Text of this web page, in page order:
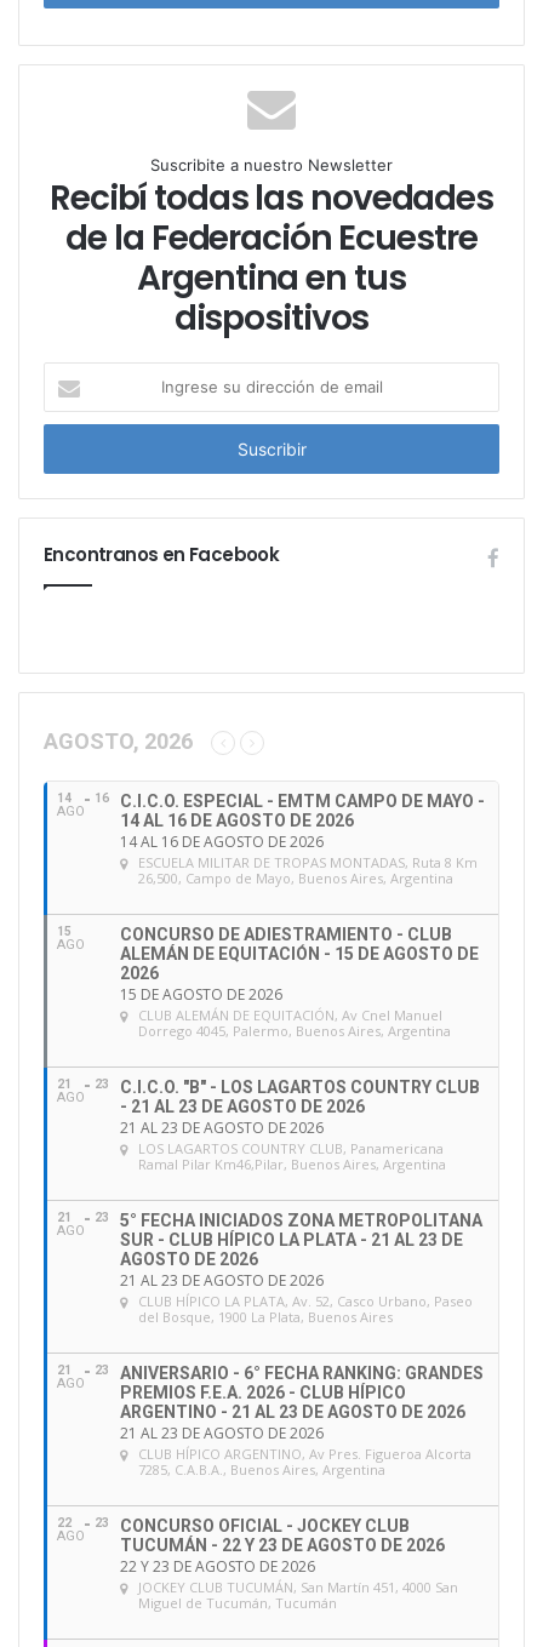
Suscribite a nuestro Newsletter
Recibí todas las novedades
de la Federación Ecuestre
Argentina en tus
dispositivos
g
e
s
s
e
c
ó
Encontranos en Facebook
AGOSTO, 2026
14
AGO
16
C.I.C.O. ESPECIAL - EMTM CAMPO DE MAYO -
14 AL 16 DE AGOSTO DE 2026
14 AL 16 DE AGOSTO DE 2026
ESCUELA MILITAR DE TROPAS MONTADAS, Ruta 8 Km
26,500, Campo de Mayo, Buenos Aires, Argentina
15
AGO
CONCURSO DE ADIESTRAMIENTO - CLUB
ALEMÁN DE EQUITACIÓN - 15 DE AGOSTO DE
2026
15 DE AGOSTO DE 2026
CLUB ALEMÁN DE EQUITACIÓN, Av Cnel Manuel
Dorrego 4045, Palermo, Buenos Aires, Argentina
21
AGO
23
C.I.C.O. "B" - LOS LAGARTOS COUNTRY CLUB
- 21 AL 23 DE AGOSTO DE 2026
21 AL 23 DE AGOSTO DE 2026
LOS LAGARTOS COUNTRY CLUB, Panamericana
Ramal Pilar Km46,Pilar, Buenos Aires, Argentina
21
AGO
23
5° FECHA INICIADOS ZONA METROPOLITANA
SUR - CLUB HÍPICO LA PLATA - 21 AL 23 DE
AGOSTO DE 2026
21 AL 23 DE AGOSTO DE 2026
CLUB HÍPICO LA PLATA, Av. 52, Casco Urbano, Paseo
del Bosque, 1900 La Plata, Buenos Aires
21
AGO
23
ANIVERSARIO - 6° FECHA RANKING: GRANDES
PREMIOS F.E.A. 2026 - CLUB HÍPICO
ARGENTINO - 21 AL 23 DE AGOSTO DE 2026
21 AL 23 DE AGOSTO DE 2026
CLUB HÍPICO ARGENTINO, Av Pres. Figueroa Alcorta
7285, C.A.B.A., Buenos Aires, Argentina
22
AGO
23
CONCURSO OFICIAL - JOCKEY CLUB
TUCUMÁN - 22 Y 23 DE AGOSTO DE 2026
22 Y 23 DE AGOSTO DE 2026
JOCKEY CLUB TUCUMÁN, San Martín 451, 4000 San
Miguel de Tucumán, Tucumán